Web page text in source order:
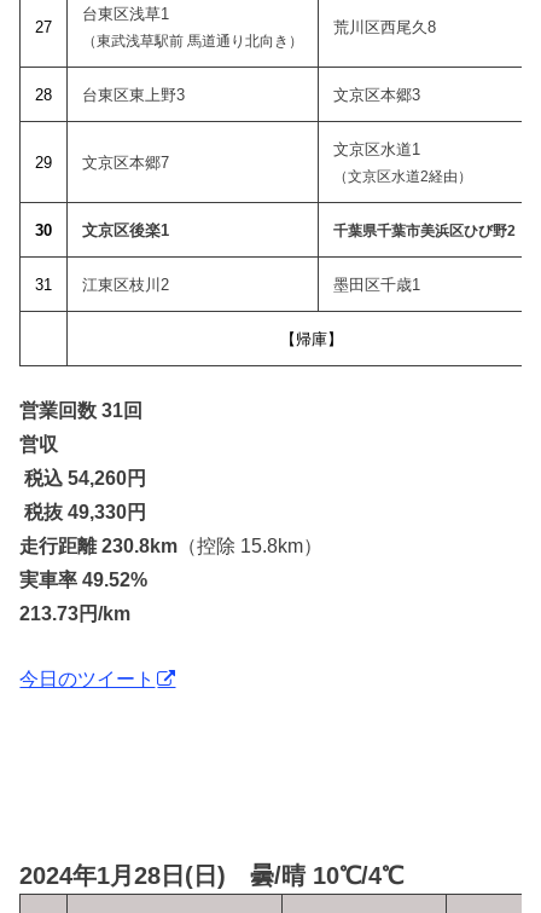
27
台東区浅草1
（東武浅草駅前 馬道通り北向き）
荒川区西尾久8
28 台東区東上野3 文京区本郷3
29 文京区本郷7
文京区水道1
（文京区水道2経由）
30 文京区後楽1 千葉県千葉市美浜区ひび野2
31 江東区枝川2 墨田区千歳1
【帰庫】
営業回数 31回
営収
税込 54,260円
税抜 49,330円
走行距離 230.8km （控除 15.8km）
実車率 49.52%
213.73円/km
今日のツイート
2024年1月28日(日) 曇/晴 10℃/4℃